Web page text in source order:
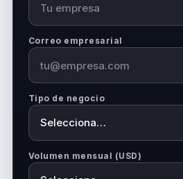
Correo empresarial
Tipo de negocio
Volumen mensual (USD)